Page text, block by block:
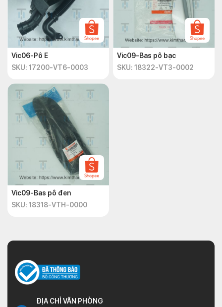
Vic06-Pô E
SKU: 17200-VT6-0003
Vic09-Bas pô bạc
SKU: 18322-VT3-0002
Vic09-Bas pô đen
SKU: 18318-VTH-0000
ĐỊA CHỈ VĂN PHÒNG